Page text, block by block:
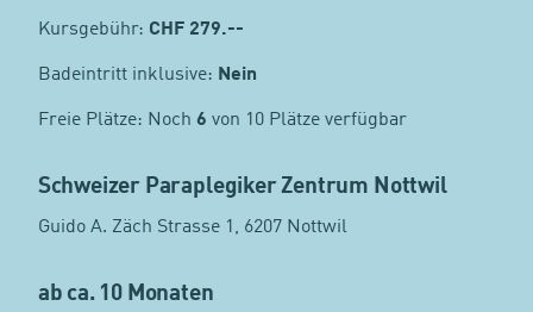
Kursgebühr: CHF 279.--
Badeintritt inklusive: Nein
Freie Plätze: Noch 6 von 10 Plätze verfügbar
Schweizer Paraplegiker Zentrum Nottwil
Guido A. Zäch Strasse 1, 6207 Nottwil
ab ca. 10 Monaten